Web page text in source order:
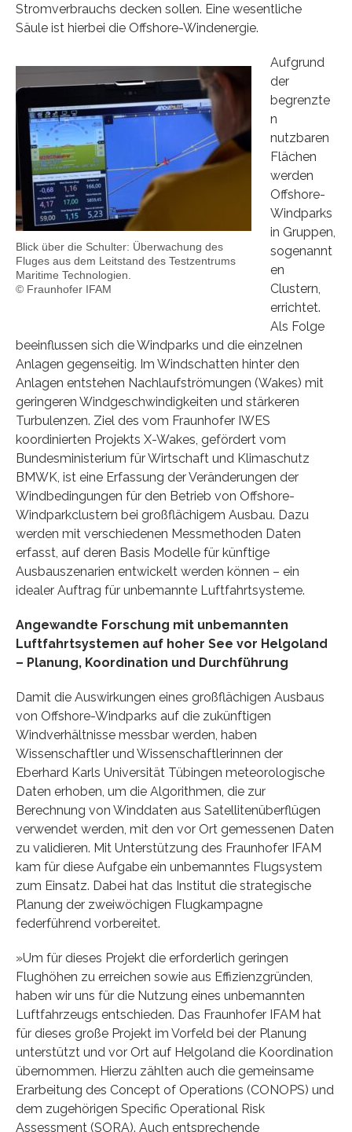
Stromverbrauchs decken sollen. Eine wesentliche
Säule ist hierbei die Offshore-Windenergie.
Blick über die Schulter: Überwachung des
Fluges aus dem Leitstand des Testzentrums
Maritime Technologien.
© Fraunhofer IFAM
Aufgrund
der
begrenzte
n
nutzbaren
Flächen
werden
Offshore-
Windparks
in Gruppen,
sogenannt
en
Clustern,
errichtet.
Als Folge
beeinflussen sich die Windparks und die einzelnen
Anlagen gegenseitig. Im Windschatten hinter den
Anlagen entstehen Nachlaufströmungen (Wakes) mit
geringeren Windgeschwindigkeiten und stärkeren
Turbulenzen. Ziel des vom Fraunhofer IWES
koordinierten Projekts X-Wakes, gefördert vom
Bundesministerium für Wirtschaft und Klimaschutz
BMWK, ist eine Erfassung der Veränderungen der
Windbedingungen für den Betrieb von Offshore-
Windparkclustern bei großflächigem Ausbau. Dazu
werden mit verschiedenen Messmethoden Daten
erfasst, auf deren Basis Modelle für künftige
Ausbauszenarien entwickelt werden können – ein
idealer Auftrag für unbemannte Luftfahrtsysteme.
Angewandte Forschung mit unbemannten
Luftfahrtsystemen auf hoher See vor Helgoland
– Planung, Koordination und Durchführung
Damit die Auswirkungen eines großflächigen Ausbaus
von Offshore-Windparks auf die zukünftigen
Windverhältnisse messbar werden, haben
Wissenschaftler und Wissenschaftlerinnen der
Eberhard Karls Universität Tübingen meteorologische
Daten erhoben, um die Algorithmen, die zur
Berechnung von Winddaten aus Satellitenüberflügen
verwendet werden, mit den vor Ort gemessenen Daten
zu validieren. Mit Unterstützung des Fraunhofer IFAM
kam für diese Aufgabe ein unbemanntes Flugsystem
zum Einsatz. Dabei hat das Institut die strategische
Planung der zweiwöchigen Flugkampagne
federführend vorbereitet.
»Um für dieses Projekt die erforderlich geringen
Flughöhen zu erreichen sowie aus Effizienzgründen,
haben wir uns für die Nutzung eines unbemannten
Luftfahrzeugs entschieden. Das Fraunhofer IFAM hat
für dieses große Projekt im Vorfeld bei der Planung
unterstützt und vor Ort auf Helgoland die Koordination
übernommen. Hierzu zählten auch die gemeinsame
Erarbeitung des Concept of Operations (CONOPS) und
dem zugehörigen Specific Operational Risk
Assessment (SORA). Auch entsprechende